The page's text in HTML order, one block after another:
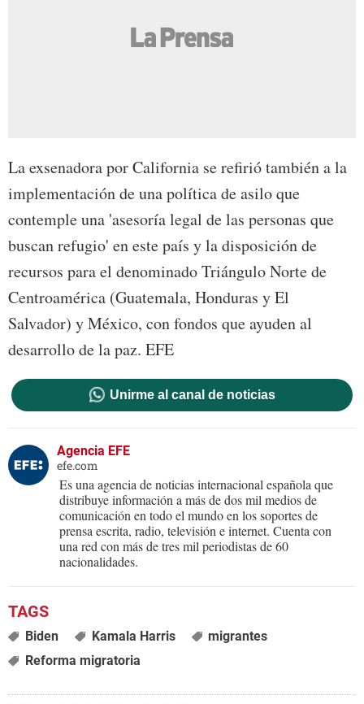
La exsenadora por California se refirió también a la
implementación de una política de asilo que
contemple una 'asesoría legal de las personas que
buscan refugio' en este país y la disposición de
recursos para el denominado Triángulo Norte de
Centroamérica (Guatemala, Honduras y El
Salvador) y México, con fondos que ayuden al
desarrollo de la paz. EFE
Unirme al canal de noticias
Agencia EFE
efe.com
Es una agencia de noticias internacional española que
distribuye información a más de dos mil medios de
comunicación en todo el mundo en los soportes de
prensa escrita, radio, televisión e internet. Cuenta con
una red con más de tres mil periodistas de 60
nacionalidades.
Biden Kamala Harris
migrantes
Reforma migratoria